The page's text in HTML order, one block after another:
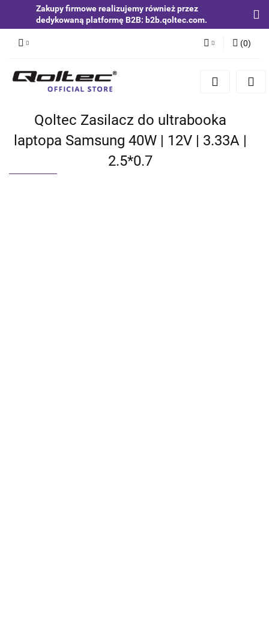
Zakupy firmowe realizujemy również przez
dedykowaną platformę B2B: b2b.qoltec.com.
Zaloguj się
Zgody cookies
(0)
Qoltec Zasilacz do ultrabooka
laptopa Samsung 40W | 12V | 3.33A |
2.5*0.7